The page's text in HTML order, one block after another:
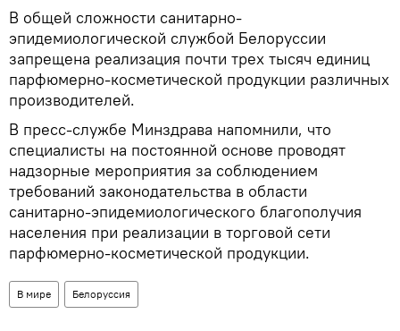
В общей сложности санитарно-
эпидемиологической службой Белоруссии
запрещена реализация почти трех тысяч единиц
парфюмерно-косметической продукции различных
производителей.
В пресс-службе Минздрава напомнили, что
специалисты на постоянной основе проводят
надзорные мероприятия за соблюдением
требований законодательства в области
санитарно-эпидемиологического благополучия
населения при реализации в торговой сети
парфюмерно-косметической продукции.
В мире Белоруссия